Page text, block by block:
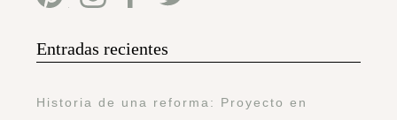
Entradas recientes
Historia de una reforma: Proyecto en